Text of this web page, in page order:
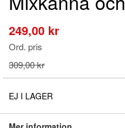
Special
Price
249,00 kr
Ord. pris
309,00 kr
EJ I LAGER
av
bildgalleriet